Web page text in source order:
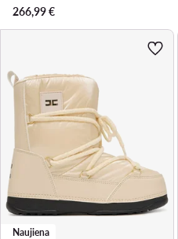
266,99€
Naujiena